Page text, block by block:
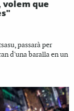
que
passarà per
d'una baralla en un